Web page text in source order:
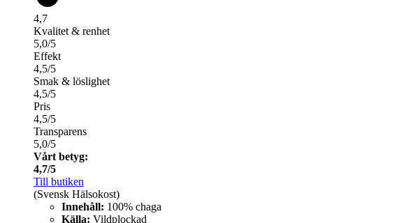
4,7
Kvalitet & renhet
5,0/5
Effekt
4,5/5
Smak & löslighet
4,5/5
Pris
4,5/5
Transparens
5,0/5
Vårt betyg:
4,7/5
Till butiken
(Svensk Hälsokost)
Innehåll: 100% chaga
Källa: Vildplockad